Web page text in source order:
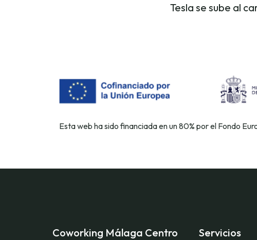
Esta web ha sido financiada en un 80% por el Fondo
Coworking Málaga Centro Servicios